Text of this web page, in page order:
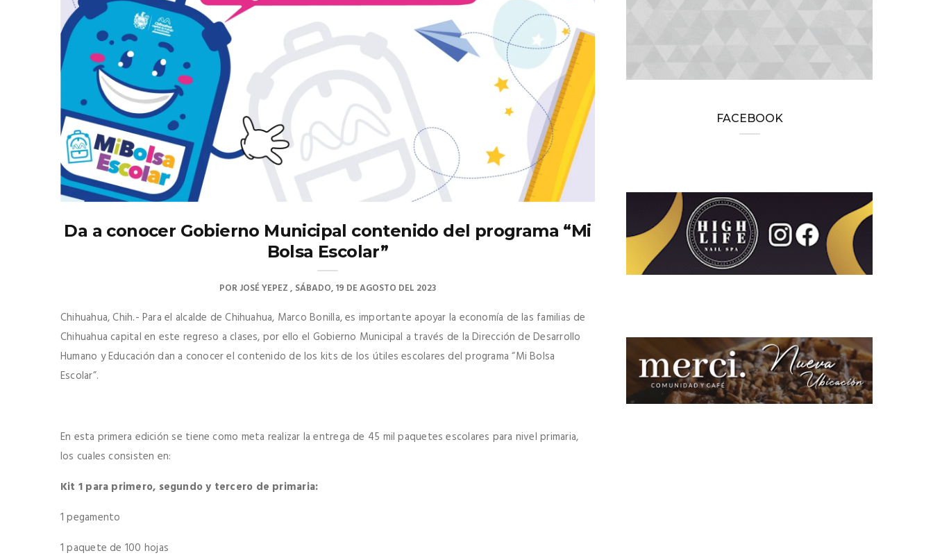
Da a conocer Gobierno Municipal contenido del programa “Mi
Bolsa Escolar”
PORJOSÉ YEPEZ SÁBADO, 19 DE AGOSTO DEL 2023
Chihuahua, Chih.- Para el alcalde de Chihuahua, Marco Bonilla, es importante apoyar la economía de las familias de
Chihuahua capital en este regreso a clases, por ello el Gobierno Municipal a través de la Dirección de Desarrollo
Humano y Educación dan a conocer el contenido de los kits de los útiles escolares del programa “Mi Bolsa
Escolar”.
En esta primera edición se tiene como meta realizar la entrega de 45 mil paquetes escolares para nivel primaria,
los cuales consisten en:
Kit 1 para primero, segundo y tercero de primaria:
1 pegamento
1 paquete de 100 hojas
FACEBOOK